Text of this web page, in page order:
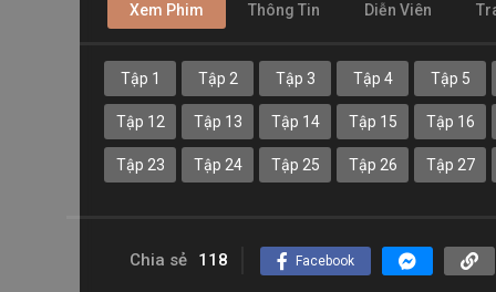
Xem Phim Thông Tin Diễn Viên
Tập 1 Tập 2 Tập 3 Tập 4 Tập 5
Tập 12 Tập 13 Tập 14 Tập 15 Tập 16
Tập 23 Tập 24 Tập 25 Tập 26 Tập 27
Chia sẻ 118 Facebook